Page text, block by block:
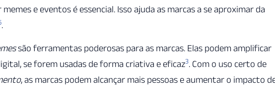
e eventos é essencial. Isso ajuda as marcas a se aproximar da
.
são ferramentas poderosas para as marcas. Elas podem amplificar
se forem usadas de forma criativa e eficaz3. Com o uso certo de
, as marcas podem alcançar mais pessoas e aumentar o impacto